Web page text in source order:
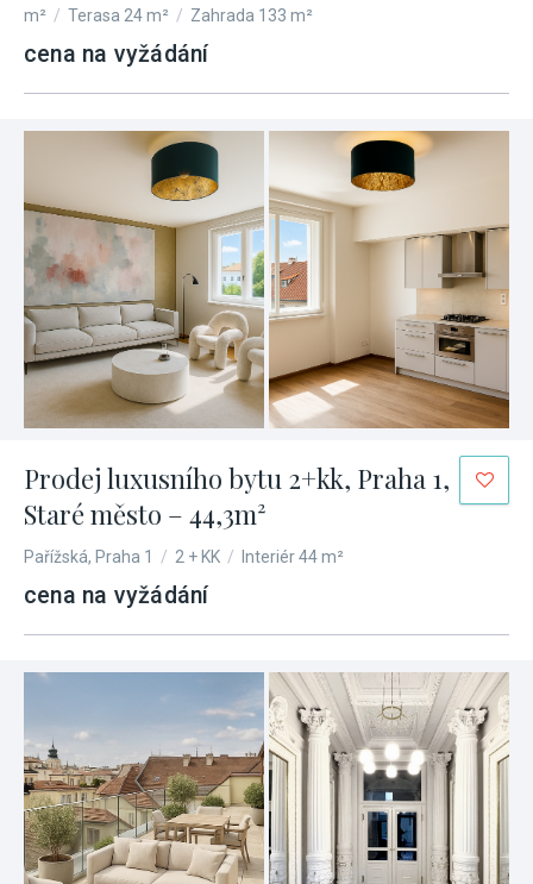
m² / Terasa 24 m² / Zahrada 133 m²
cena na vyžádání
Prodej luxusního bytu 2+kk, Praha 1,
Staré město – 44,3m²
Pařížská, Praha 1 / 2 + KK / Interiér 44 m²
cena na vyžádání